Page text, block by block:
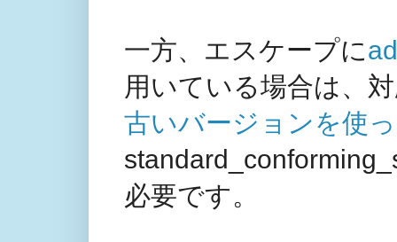
一方、エスケープに
用いている場合は、
古いバージョンを使
必要です。